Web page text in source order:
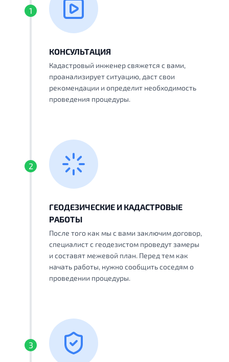
1
КОНСУЛЬТАЦИЯ
Кадастровый инженер свяжется с вами,
проанализирует ситуацию, даст свои
рекомендации и определит необходимость
проведения процедуры.
2
ГЕОДЕЗИЧЕСКИЕ И КАДАСТРОВЫЕ
РАБОТЫ
После того как мы с вами заключим договор,
специалист с геодезистом проведут замеры
и составят межевой план. Перед тем как
начать работы, нужно сообщить соседям о
проведении процедуры.
3